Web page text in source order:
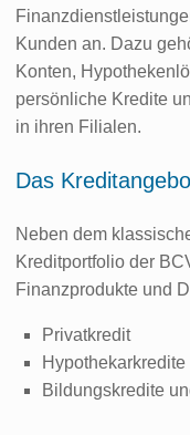
Kunden an. Dazu
Konten,
persönliche Kredite
in ihren Filialen.
Das
Neben dem
Kreditportfolio der
Finanzprodukte und
Privatkredit
Bildungskredite